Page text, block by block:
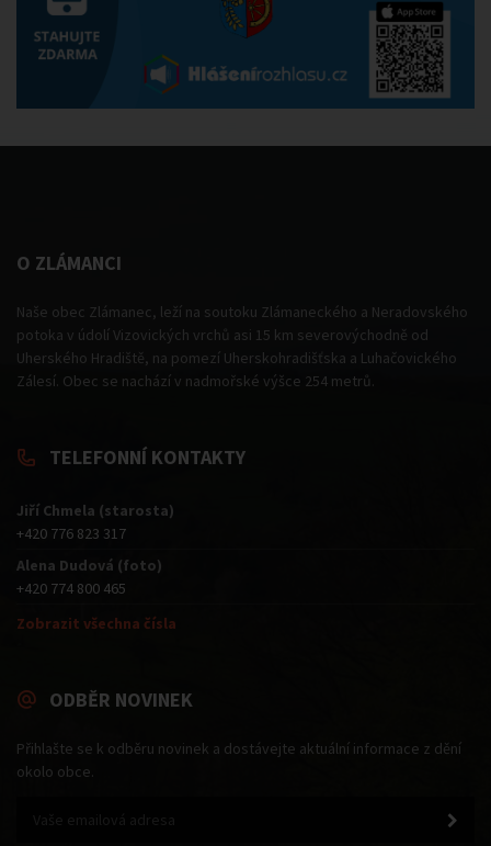
O ZLÁMANCI
Naše obec Zlámanec, leží na soutoku Zlámaneckého a Neradovského
potoka v údolí Vizovických vrchů asi 15 km severovýchodně od
Uherského Hradiště, na pomezí Uherskohradišťska a Luhačovického
Zálesí. Obec se nachází v nadmořské výšce 254 metrů.
TELEFONNÍ KONTAKTY
Jiří Chmela (starosta)
+420 776 823 317
Alena Dudová (foto)
+420 774 800 465
Zobrazit všechna čísla
ODBĚR NOVINEK
Přihlašte se k odběru novinek a dostávejte aktuální informace z dění
okolo obce.